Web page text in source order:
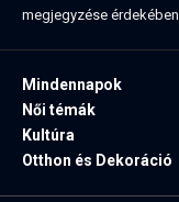
megjegyzése érdekében.
Mindennapok
Női témák
Kultúra
Otthon és Dekoráció